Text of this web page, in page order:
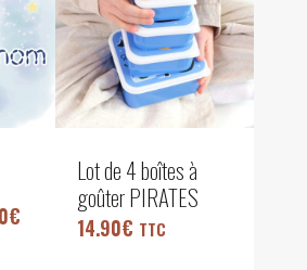
€
Lot de 4 boîtes à
goûter PIRATES
14.90€ TTC